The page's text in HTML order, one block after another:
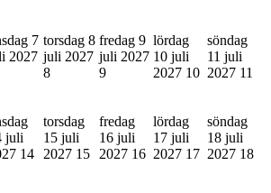
7
2027
torsdag 8
juli 2027
8
fredag 9
juli 2027
9
lördag
10 juli
2027 10
söndag
11 juli
2027 11
juli
14
torsdag
15 juli
2027 15
fredag
16 juli
2027 16
lördag
17 juli
2027 17
söndag
18 juli
2027 18